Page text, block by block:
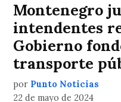
Montenegro
intendentes
Gobierno
transporte
por Punto Noticias
22 de mayo de 2024